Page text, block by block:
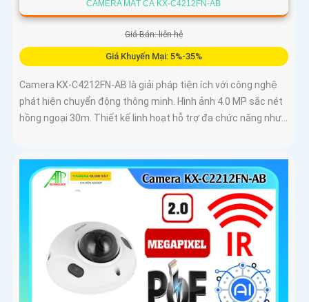
CAMERA MẮT CÁ KX-C4212FN-AB
Giá Bán: liên hệ
Giá Khuyến Mại: 5%-35%
Camera KX-C4212FN-AB là giải pháp tiện ích với công nghệ
phát hiện chuyển động thông minh. Hình ảnh 4.0 MP sắc nét
hồng ngoại 30m. Thiết kế linh hoạt hỗ trợ đa chức năng như...